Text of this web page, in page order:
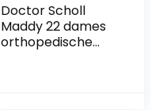
Doctor Scholl
Maddy 22 dames
orthopedische